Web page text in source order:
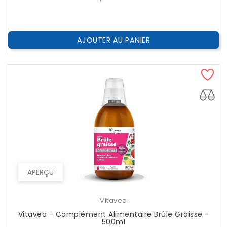
AJOUTER AU PANIER
APERÇU
Vitavea
Vitavea - Complément Alimentaire Brûle Graisse -
500ml